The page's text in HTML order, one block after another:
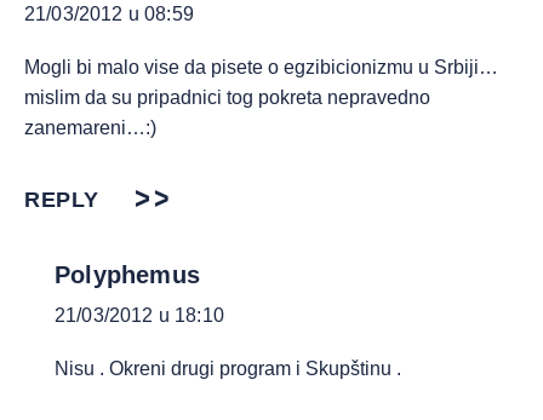
21/03/2012 u 08:59
Mogli bi malo vise da pisete o egzibicionizmu u Srbiji…
mislim da su pripadnici tog pokreta nepravedno
zanemareni…:)
REPLY
Polyphemus
21/03/2012 u 18:10
Nisu . Okreni drugi program i Skupštinu .